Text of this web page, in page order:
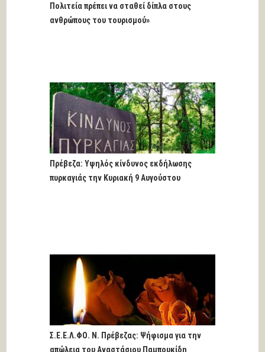
Πολιτεία πρέπει να σταθεί δίπλα στους
ανθρώπους του τουρισμού»
Πρέβεζα: Υψηλός κίνδυνος εκδήλωσης
πυρκαγιάς την Κυριακή 9 Αυγούστου
Σ.Ε.Ε.Λ.ΦΟ. Ν. Πρέβεζας: Ψήφισμα για την
απώλεια του Αναστάσιου Παμπουκίδη